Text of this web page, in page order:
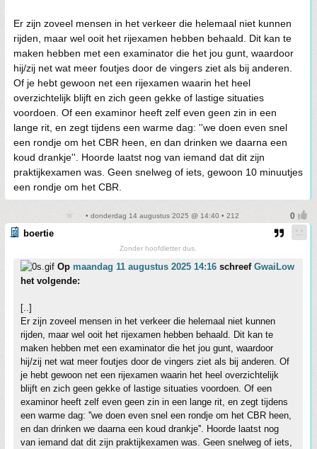
Er zijn zoveel mensen in het verkeer die helemaal niet kunnen
rijden, maar wel ooit het rijexamen hebben behaald. Dit kan te
maken hebben met een examinator die het jou gunt, waardoor
hij/zij net wat meer foutjes door de vingers ziet als bij anderen.
Of je hebt gewoon net een rijexamen waarin het heel
overzichtelijk blijft en zich geen gekke of lastige situaties
voordoen. Of een examinor heeft zelf even geen zin in een
lange rit, en zegt tijdens een warme dag: ''we doen even snel
een rondje om het CBR heen, en dan drinken we daarna een
koud drankje''. Hoorde laatst nog van iemand dat dit zijn
praktijkexamen was. Geen snelweg of iets, gewoon 10 minuutjes
een rondje om het CBR.
• donderdag 14 augustus 2025 @ 14:40 • 212
boertie
Zonder hoofdletter dus.
Op maandag 11 augustus 2025 14:16 schreef GwaiLow
het volgende:
[..]
Er zijn zoveel mensen in het verkeer die helemaal niet kunnen
rijden, maar wel ooit het rijexamen hebben behaald. Dit kan te
maken hebben met een examinator die het jou gunt, waardoor
hij/zij net wat meer foutjes door de vingers ziet als bij anderen. Of
je hebt gewoon net een rijexamen waarin het heel overzichtelijk
blijft en zich geen gekke of lastige situaties voordoen. Of een
examinor heeft zelf even geen zin in een lange rit, en zegt tijdens
een warme dag: ''we doen even snel een rondje om het CBR heen,
en dan drinken we daarna een koud drankje''. Hoorde laatst nog
van iemand dat dit zijn praktijkexamen was. Geen snelweg of iets,